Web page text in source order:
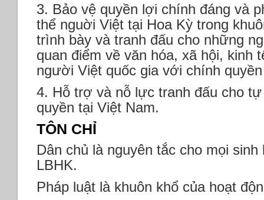
3. Bảo vệ quyền lợi chính đáng và
thể nguời Việt tại Hoa Kỳ trong
trình bày và tranh đấu cho những
quan điểm về văn hóa, xã hội, kinh
người Việt quốc gia với chính
4. Hỗ trợ và nỗ lực tranh đấu cho
quyền tại Việt Nam.
TÔN CHỈ
Dân chủ là nguyên tắc cho mọi
LBHK.
Pháp luật là khuôn khổ của hoạt